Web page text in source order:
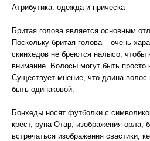
Атрибутика: одежда и прическа
Бритая голова является основным
Поскольку бритая голова – очень
скинхедов не бреются налысо, чтобы
внимание. Волосы могут быть просто
Существует мнение, что длина волос
быть одинаковой.
Бонхеды носят футболки с
крест, руна Отар, изображения орла,
встречаться изображения свастики,